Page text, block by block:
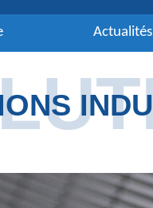
Actualités